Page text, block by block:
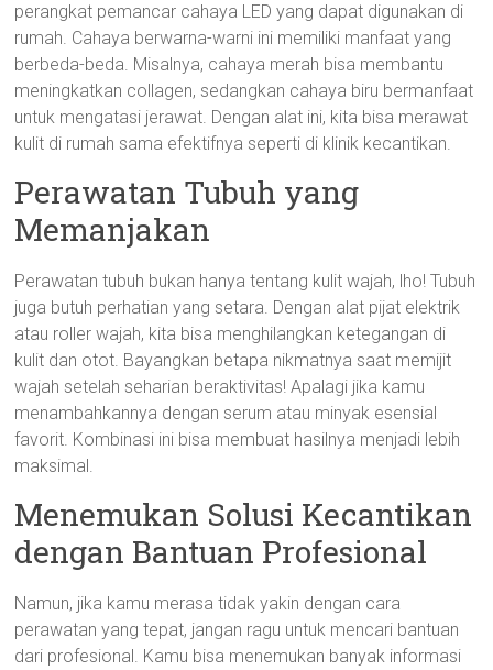
perangkat pemancar cahaya LED yang dapat digunakan di
rumah. Cahaya berwarna-warni ini memiliki manfaat yang
berbeda-beda. Misalnya, cahaya merah bisa membantu
meningkatkan collagen, sedangkan cahaya biru bermanfaat
untuk mengatasi jerawat. Dengan alat ini, kita bisa merawat
kulit di rumah sama efektifnya seperti di klinik kecantikan.
Perawatan Tubuh yang
Memanjakan
Perawatan tubuh bukan hanya tentang kulit wajah, lho! Tubuh
juga butuh perhatian yang setara. Dengan alat pijat elektrik
atau roller wajah, kita bisa menghilangkan ketegangan di
kulit dan otot. Bayangkan betapa nikmatnya saat memijit
wajah setelah seharian beraktivitas! Apalagi jika kamu
menambahkannya dengan serum atau minyak esensial
favorit. Kombinasi ini bisa membuat hasilnya menjadi lebih
maksimal.
Menemukan Solusi Kecantikan
dengan Bantuan Profesional
Namun, jika kamu merasa tidak yakin dengan cara
perawatan yang tepat, jangan ragu untuk mencari bantuan
dari profesional. Kamu bisa menemukan banyak informasi